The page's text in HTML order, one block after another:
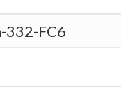
332-FC6